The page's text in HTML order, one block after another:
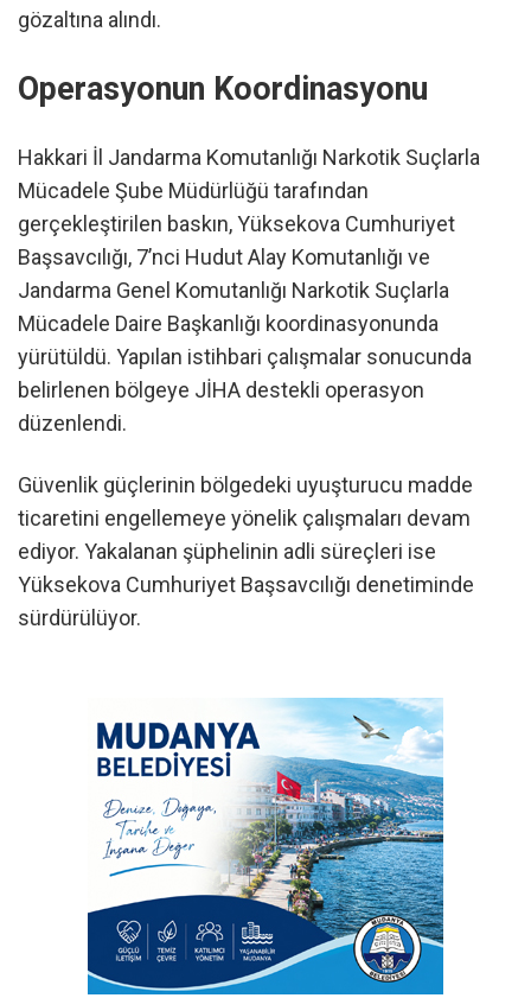
gözaltına alındı.
Operasyonun Koordinasyonu
Hakkari İl Jandarma Komutanlığı Narkotik Suçlarla
Mücadele Şube Müdürlüğü tarafından
gerçekleştirilen baskın, Yüksekova Cumhuriyet
Başsavcılığı, 7’nci Hudut Alay Komutanlığı ve
Jandarma Genel Komutanlığı Narkotik Suçlarla
Mücadele Daire Başkanlığı koordinasyonunda
yürütüldü. Yapılan istihbari çalışmalar sonucunda
belirlenen bölgeye JİHA destekli operasyon
düzenlendi.
Güvenlik güçlerinin bölgedeki uyuşturucu madde
ticaretini engellemeye yönelik çalışmaları devam
ediyor. Yakalanan şüphelinin adli süreçleri ise
Yüksekova Cumhuriyet Başsavcılığı denetiminde
sürdürülüyor.